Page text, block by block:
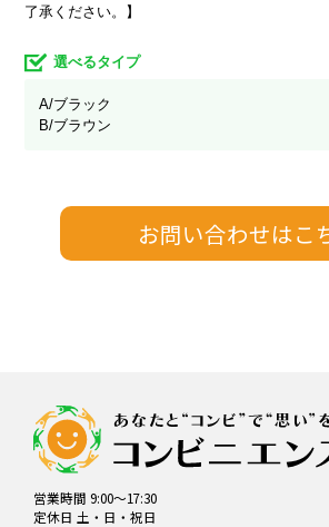
了承ください。】
選べるタイプ
A/ブラック
B/ブラウン
営業時間 9:00～17:30
定休日 土・日・祝日